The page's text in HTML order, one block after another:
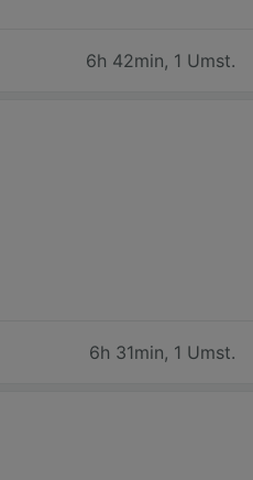
6h 42min, 1 Umst.
6h 31min, 1 Umst.